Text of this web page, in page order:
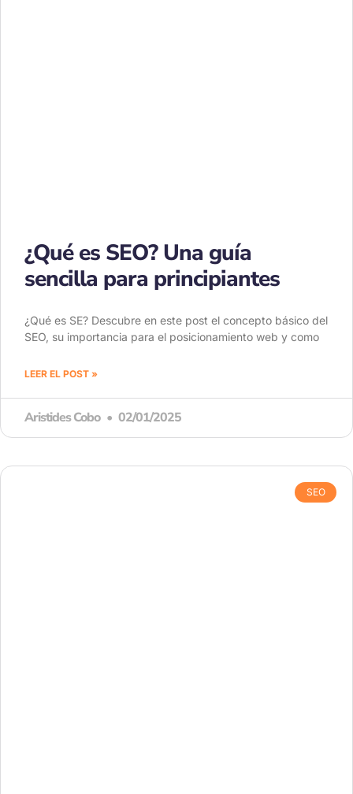
¿Qué es SEO? Una guía
sencilla para principiantes
¿Qué es SE? Descubre en este post el concepto básico del
SEO, su importancia para el posicionamiento web y como
LEER EL POST »
Aristides Cobo 02/01/2025
SEO